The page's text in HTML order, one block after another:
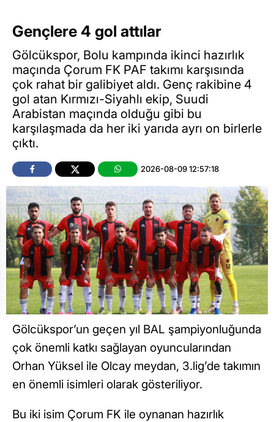
Gençlere 4 gol attılar
Gölcükspor, Bolu kampında ikinci hazırlık
maçında Çorum FK PAF takımı karşısında
çok rahat bir galibiyet aldı. Genç rakibine 4
gol atan Kırmızı-Siyahlı ekip, Suudi
Arabistan maçında olduğu gibi bu
karşılaşmada da her iki yarıda ayrı on birlerle
çıktı.
2026-08-09 12:57:18
Gölcükspor’un geçen yıl BAL şampiyonluğunda
çok önemli katkı sağlayan oyuncularından
Orhan Yüksel ile Olcay meydan, 3.lig’de takımın
en önemli isimleri olarak gösteriliyor.
Bu iki isim Çorum FK ile oynanan hazırlık